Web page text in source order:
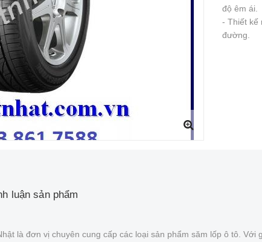
độ êm ái.
- Thiết kế
đường.
luận sản phẩm
là đơn vị chuyên cung cấp các loại sản phẩm săm lốp ô tô.